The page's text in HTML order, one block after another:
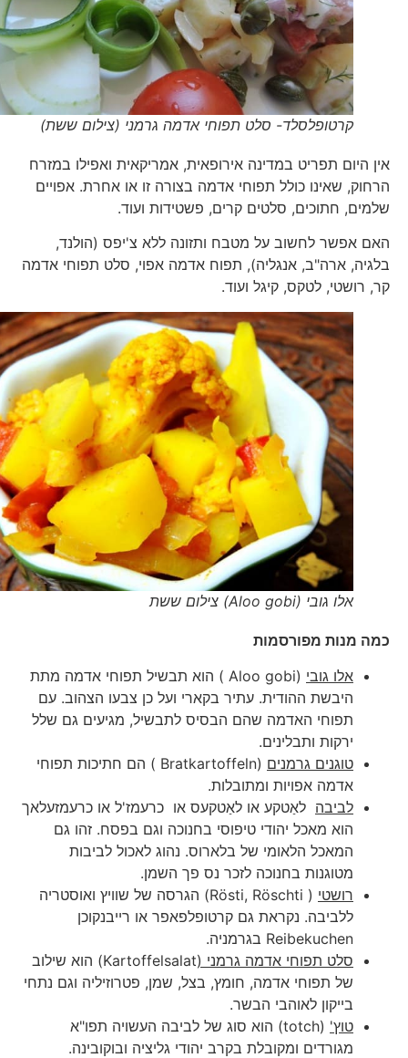
קרטופלסלד- סלט תפוחי אדמה גרמני (צילום ששת)
אין היום תפריט במדינה אירופאית, אמריקאית ואפילו במזרח
הרחוק, שאינו כולל תפוחי אדמה בצורה זו או אחרת. אפויים
שלמים, חתוכים, סלטים קרים, פשטידות ועוד.
האם אפשר לחשוב על מטבח ותזונה ללא צ'יפס (הולנד,
בלגיה, ארה"ב, אנגליה), תפוח אדמה אפוי, סלט תפוחי אדמה
קר, רושטי, לטקס, קיגל ועוד.
אלו גובי (Aloo gobi) צילום ששת
כמה מנות מפורסמות
אלו גובי
(Aloo gobi ) הוא תבשיל תפוחי אדמה מתת
היבשת ההודית. עתיר בקארי ועל כן צבעו הצהוב. עם
תפוחי האדמה שהם הבסיס לתבשיל, מגיעים גם שלל
ירקות ותבלינים.
טוגנים גרמנים
(Bratkartoffeln ) הם חתיכות תפוחי
אדמה אפויות ומתובלות.
לביבהלאַטקע או לאַטקעס או כרעמז'ל או כרעמזעלאך
הוא מאכל יהודי טיפוסי בחנוכה וגם בפסח. זהו גם
המאכל הלאומי של בלארוס. נהוג לאכול לביבות
מטוגנות בחנוכה לזכר נס פך השמן.
רושטי
( Rösti, Röschti) הגרסה של שוויץ ואוסטריה
ללביבה. נקראת גם קרטופלפאפר או רייבנקוכן
Reibekuchen בגרמניה.
סלט תפוחי אדמה גרמני (
Kartoffelsalat) הוא שילוב
של תפוחי אדמה, חומץ, בצל, שמן, פטרוזיליה וגם נתחי
בייקון לאוהבי הבשר.
טוץ'
(totch) הוא סוג של לביבה העשויה תפו"א
מגורדים ומקובלת בקרב יהודי גליציה ובוקובינה.